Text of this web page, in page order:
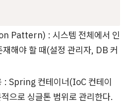
Pattern) : 시스템 전체에서 인
해야 할 때(설정 관리자, DB 커
: Spring 컨테이너(IoC 컨테이
으로 싱글톤 범위로 관리한다.